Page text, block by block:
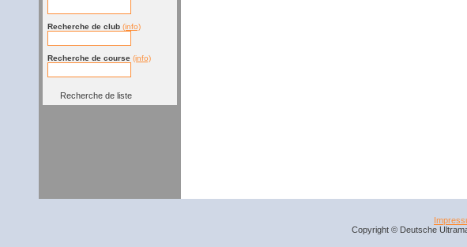
Recherche de club (info)
Recherche de course (info)
Recherche de liste
Copyright © Deutsche